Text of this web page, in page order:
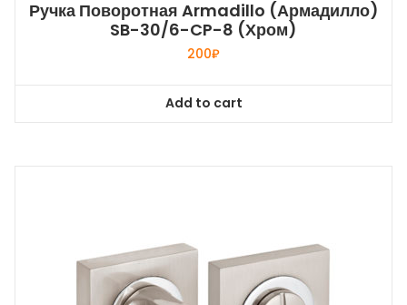
Ручка Поворотная Armadillo (Армадилло)
SB-30/6-CP-8 (хром)
200₽
Add to cart